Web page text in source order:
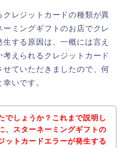
クレジットカードの種類が異
ミングギフトのお店でクレ
する原因は、一概には言え
考えられるクレジットカード
ていただきましたので、何
いです。
でしょうか？これまで説明し
、スターネーミングギフトの
ットカードエラーが発生する